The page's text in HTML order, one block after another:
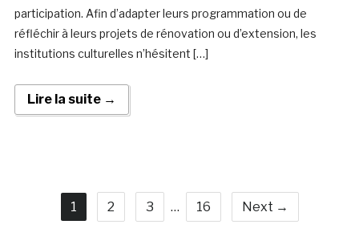
participation. Afin d’adapter leurs programmation ou de
réfléchir à leurs projets de rénovation ou d’extension, les
institutions culturelles n’hésitent […]
Lire la suite →
1 2 3 … 16 Next →